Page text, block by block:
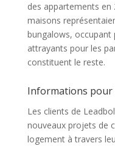
des appartements en
maisons
bungalows, occupant
attrayants pour les
constituent le reste.
Informations pour
Les clients de
nouveaux projets de
logement à travers